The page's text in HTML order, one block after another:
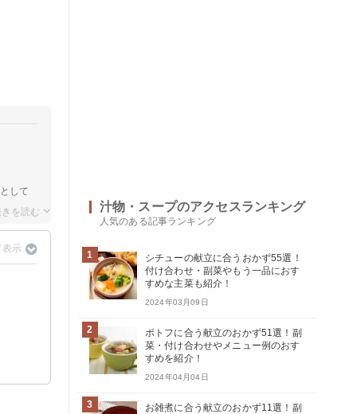
して
汁物・スープのアクセスランキング
人気のある記事ランキング
1
シチューの献立に合うおかず55選！
付け合わせ・副菜やもう一品におす
すめな主菜も紹介！
2024年03月09日
2
ポトフに合う献立のおかず51選！副
菜・付け合わせやメニュー例のおす
すめを紹介！
2024年04月04日
3
お雑煮に合う献立のおかず11選！副